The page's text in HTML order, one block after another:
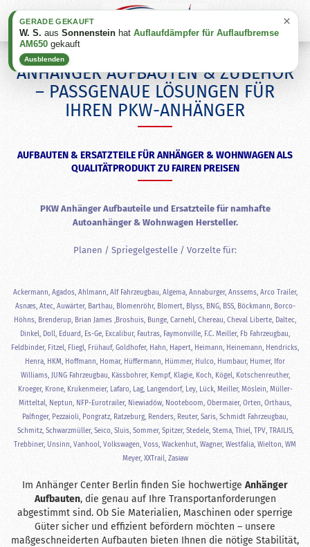
ANHÄNGER AUFBAUTEN & ZUBEHÖR
– PASSGENAUE LÖSUNGEN FÜR
IHREN PKW-ANHÄNGER
AUFBAUTEN & ERSATZTEILE FÜR ANHÄNGER & WOHNWAGEN ALS
QUALITÄTPRODUKT ZU FAIREN PREISEN
PKW Anhänger Aufbauteile und Ersatzteile für namhafte
Autoanhänger & Wohnwagen Hersteller.
Planen / Spriegelgestelle / Vorzelte für:
Ackermann, Agados, Ahlmann, Alf Fahrzeugbau, Algema, Annaburger, Anssems, Arco Trailer,
Asnæs, Atec, Auwärter, Barthau, Blomenröhr, Blomert, Blyss, BNG, BSS, Böckmann, Borco-
Höhns, Brenderup, Brian James ,Broshuis, Bunge, Carnehl, Chereau, Cheval Liberte, Daltec,
Dinkel, Doll, Eduard, Es-Ge, Excalibur, Fautras, Faymonville, F.C. Meiller, Fb Fahrzeugbau,
Feldbinder, Fitzel, Fliegl, Frühauf, Goldhofer, Hahn, Hapert, Heimann, Heinemann, Hendricks,
Henra, HKM, Hoffmann, Homar, Hüffermann, Hümmer, Hulco, Humbaur, Humer, Ifor
Williams, JUNG Fahrzeugbau, Kässbohrer, Kempf, Klagie, Koch, Kögel, Kotschenreuther,
Kroeger, Krone, Krukenmeier, Lafaro, Lag, Langendorf, Ley, Lück, Meiller, Möslein, Müller-
Mitteltal, Neptun, NFP-Eurotrailer, Niewiadów, Nooteboom, Obermaier, Orten, Orthaus,
Palfinger, Pezzaioli, Pongratz, Ratzeburg, Renders, Reuter, Saris, Schmidt Fahrzeugbau,
Schmitz, Schwarzmüller, Seico, Sluis, Sommer, Spitzer, Stedele, Stema, Thiel, TPV, TRAILIS,
Trebbiner, Unsinn, Vanhool, Volkswagen, Voss, Wackenhut, Wagner, Westfalia, Wielton, WM
Meyer, XXTrail, Zasław
Im Anhänger Center Berlin finden Sie hochwertige Anhänger
Aufbauten, die genau auf Ihre Transportanforderungen
abgestimmt sind. Ob Sie Materialien, Maschinen oder sperrige
Güter sicher und effizient befördern möchten – unsere
maßgeschneiderten Aufbauten bieten Ihnen die nötige Stabilität,
×
GERADE GEKAUFT
W. S. aus Sonnenstein hat Auflaufdämpfer für Auflaufbremse
AM650 gekauft
Ausblenden